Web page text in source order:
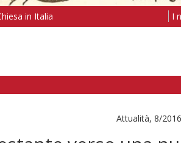
in Italia I
Attualità, 8/